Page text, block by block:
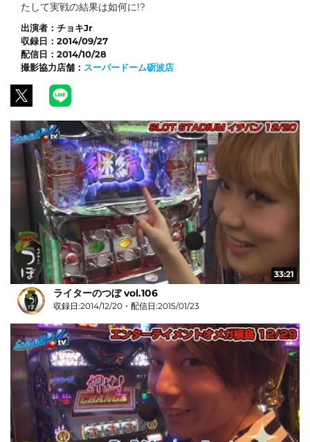
たして実戦の結果は如何に!?
出演者： チョキJr
収録日： 2014/09/27
配信日： 2014/10/28
撮影協力店舗： スーパードーム砺波店
33:21
ライターのつぼ vol.106
収録日:2014/12/20・配信日:2015/01/23